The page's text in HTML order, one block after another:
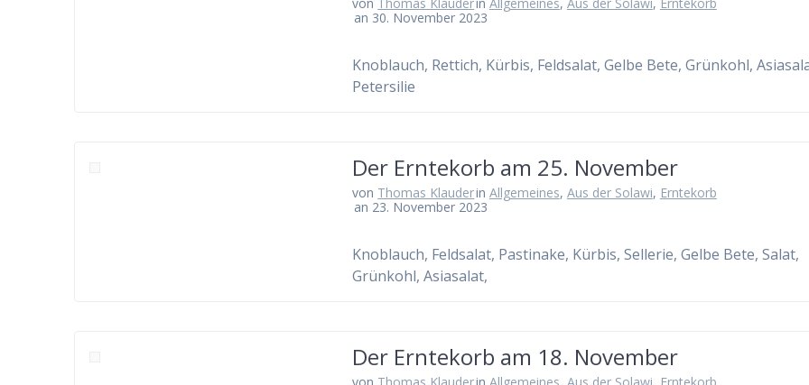
an 30. November 2023
Knoblauch, Rettich, Kürbis, Feldsalat, Gelbe Bete, Grünkohl,
Petersilie
Der Erntekorb am 25. November
von Thomas Klauderin Allgemeines, Aus der Solawi, Erntekorb
an 23. November 2023
Knoblauch, Feldsalat, Pastinake, Kürbis, Sellerie, Gelbe Bete, Salat,
Grünkohl, Asiasalat,
Der Erntekorb am 18. November